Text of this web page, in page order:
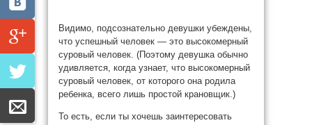
Видимо, подсознательно девушки убеждены,
что успешный человек — это высокомерный
суровый человек. (Поэтому девушка обычно
удивляется, когда узнает, что высокомерный
суровый человек, от которого она родила
ребенка, всего лишь простой крановщик.)
То есть, если ты хочешь заинтересовать